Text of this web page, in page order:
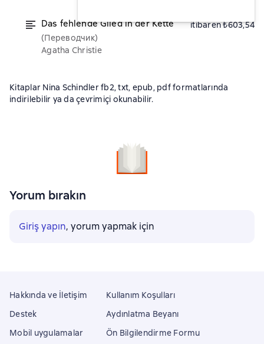
Das fehlende Glied in der Kette
(Переводчик)
Agatha Christie
itibaren ₺603,54
Kitaplar Nina Schindler fb2, txt, epub, pdf formatlarında
indirilebilir ya da çevrimiçi okunabilir.
Yorum bırakın
Giriş yapın, yorum yapmak için
Hakkında ve İletişim
Destek
Mobil uygulamalar
Kullanım Koşulları
Aydınlatma Beyanı
Ön Bilgilendirme Formu